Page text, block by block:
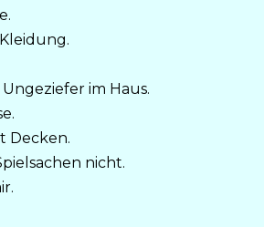
Ungeziefer im Haus.
Decken.
nicht.